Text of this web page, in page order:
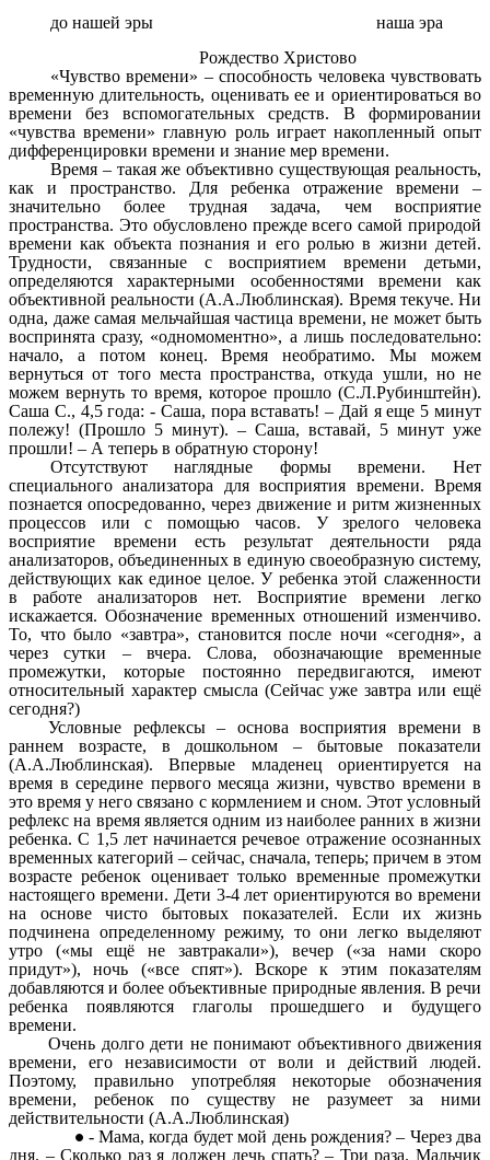
до нашей эры наша эра
Рождество Христово
«Чувство времени» – способность человека чувствовать
временную длительность, оценивать ее и ориентироваться во
времени без вспомогательных средств. В формировании
«чувства времени» главную роль играет накопленный опыт
дифференцировки времени и знание мер времени.
Время – такая же объективно существующая реальность,
как и пространство. Для ребенка отражение времени –
значительно более трудная задача, чем восприятие
пространства. Это обусловлено прежде всего самой природой
времени как объекта познания и его ролью в жизни детей.
Трудности, связанные с восприятием времени детьми,
определяются характерными особенностями времени как
объективной реальности (А.А.Люблинская). Время текуче. Ни
одна, даже самая мельчайшая частица времени, не может быть
воспринята сразу, «одномоментно», а лишь последовательно:
начало, а потом конец. Время необратимо. Мы можем
вернуться от того места пространства, откуда ушли, но не
можем вернуть то время, которое прошло (С.Л.Рубинштейн).
Саша С., 4,5 года: - Саша, пора вставать! – Дай я еще 5 минут
полежу! (Прошло 5 минут). – Саша, вставай, 5 минут уже
прошли! – А теперь в обратную сторону!
Отсутствуют наглядные формы времени. Нет
специального анализатора для восприятия времени. Время
познается опосредованно, через движение и ритм жизненных
процессов или с помощью часов. У зрелого человека
восприятие времени есть результат деятельности ряда
анализаторов, объединенных в единую своеобразную систему,
действующих как единое целое. У ребенка этой слаженности
в работе анализаторов нет. Восприятие времени легко
искажается. Обозначение временных отношений изменчиво.
То, что было «завтра», становится после ночи «сегодня», а
через сутки – вчера. Слова, обозначающие временные
промежутки, которые постоянно передвигаются, имеют
относительный характер смысла (Сейчас уже завтра или ещё
сегодня?)
Условные рефлексы – основа восприятия времени в
раннем возрасте, в дошкольном – бытовые показатели
(А.А.Люблинская). Впервые младенец ориентируется на
время в середине первого месяца жизни, чувство времени в
это время у него связано с кормлением и сном. Этот условный
рефлекс на время является одним из наиболее ранних в жизни
ребенка. С 1,5 лет начинается речевое отражение осознанных
временных категорий – сейчас, сначала, теперь; причем в этом
возрасте ребенок оценивает только временные промежутки
настоящего времени. Дети 3-4 лет ориентируются во времени
на основе чисто бытовых показателей. Если их жизнь
подчинена определенному режиму, то они легко выделяют
утро («мы ещё не завтракали»), вечер («за нами скоро
придут»), ночь («все спят»). Вскоре к этим показателям
добавляются и более объективные природные явления. В речи
ребенка появляются глаголы прошедшего и будущего
времени.
Очень долго дети не понимают объективного движения
времени, его независимости от воли и действий людей.
Поэтому, правильно употребляя некоторые обозначения
времени, ребенок по существу не разумеет за ними
действительности (А.А.Люблинская)
- Мама, когда будет мой день рождения? – Через два
дня. – Сколько раз я должен лечь спать? – Три раза. Мальчик